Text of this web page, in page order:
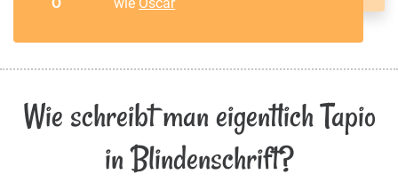
Wie schreibt man eigentlich Tapio
in Blindenschrift?